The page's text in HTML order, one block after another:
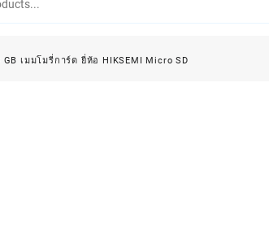
GB เมมโมรี่การ์ด ยี่ห้อ HIKSEMI Micro SD